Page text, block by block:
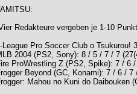
Redakteure vergeben je 1-10
League Pro Soccer Club o Tsukurou!
2004 (PS2, Sony): 8 / 5 / 7 / 7
ProWrestling Z (PS2, Spike): 7 / 6
Beyond (GC, Konami): 7 / 6 / 7
Mahou no Kuni do Daibouken